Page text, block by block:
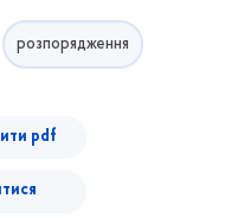
розпорядження
pdf